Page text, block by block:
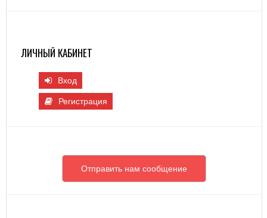
ЛИЧНЫЙ КАБИНЕТ
Вход
Регистрация
Отправить нам сообщение